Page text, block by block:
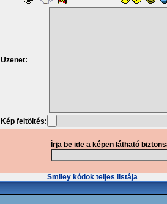
Üzenet:
Kép feltöltés:
Írja be ide a képen látható
Smiley kódok teljes listája